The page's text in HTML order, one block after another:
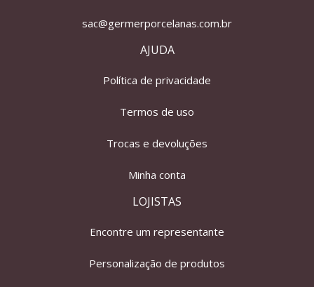
sac@germerporcelanas.com.br
AJUDA
Política de privacidade
Termos de uso
Trocas e devoluções
Minha conta
LOJISTAS
Encontre um representante
Personalização de produtos